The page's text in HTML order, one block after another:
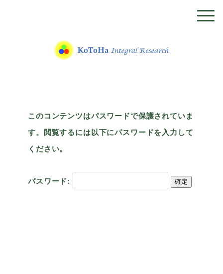
このコンテンツはパスワードで保護されていま
す。閲覧するには以下にパスワードを入力して
ください。
パスワード: